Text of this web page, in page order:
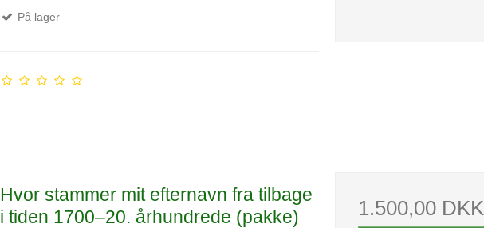
På lager
Hvor stammer mit efternavn fra tilbage
i tiden 1700–20. århundrede (pakke)
1.500,00 DKK